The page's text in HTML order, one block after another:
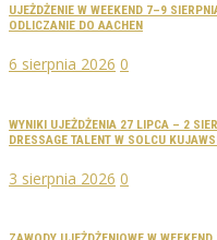
UJEŻDŻENIE W WEEKEND 7–9
ODLICZANIE DO AACHEN
6 sierpnia 2026 0
WYNIKI UJEŻDŻENIA 27 LIPCA – 2
DRESSAGE TALENT W SOLCU
3 sierpnia 2026 0